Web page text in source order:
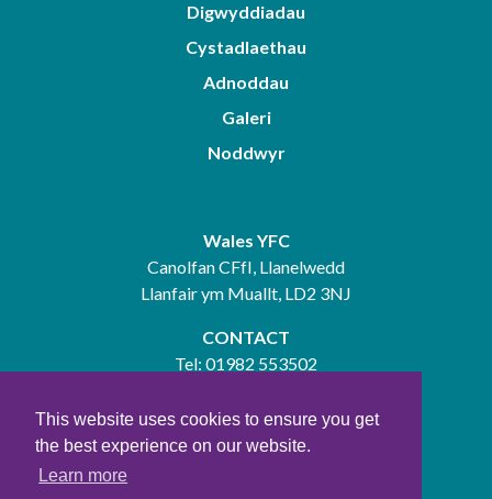
This website uses cookies to ensure you get
the best experience on our website.
Learn more
Digwyddiadau
Cystadlaethau
Adnoddau
Galeri
Noddwyr
Wales YFC
Canolfan CFfI, Llanelwedd
Llanfair ym Muallt, LD2 3NJ
CONTACT
Tel: 01982 553502